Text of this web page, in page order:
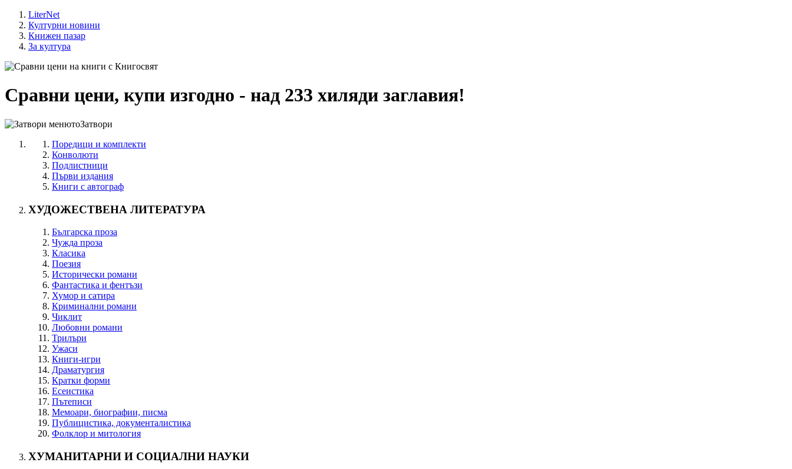
LiterNet
Културни новини
Книжен пазар
За култура
Сравни цени, купи изгодно - над 233 хиляди заглавия!
Затвори
Поредици и комплекти
Конволюти
Подлистници
Първи издания
Книги с автограф
ХУДОЖЕСТВЕНА ЛИТЕРАТУРА
Българска проза
Чужда проза
Класика
Поезия
Исторически романи
Фантастика и фентъзи
Хумор и сатира
Криминални романи
Чиклит
Любовни романи
Трилъри
Ужаси
Книги-игри
Драматургия
Кратки форми
Есеистика
Пътеписи
Мемоари, биографии, писма
Публицистика, документалистика
Фолклор и митология
ХУМАНИТАРНИ И СОЦИАЛНИ НАУКИ